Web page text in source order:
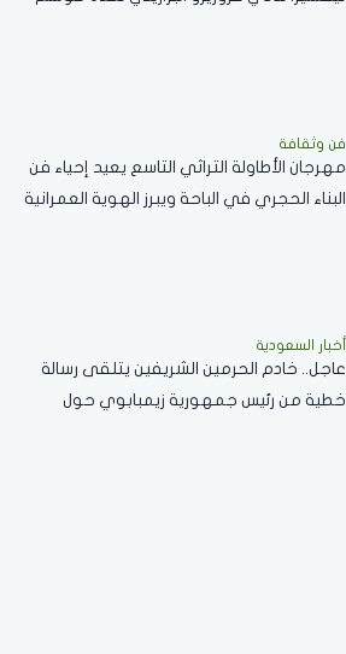
فن وثقافة
مهرجان الأطاولة التراثي التاسع يعيد إحياء فن
البناء الحجري في الباحة ويبرز الهوية العمرانية
أخبار السعودية
عاجل.. خادم الحرمين الشريفين يتلقى رسالة
خطية من رئيس جمهورية زيمبابوي حول